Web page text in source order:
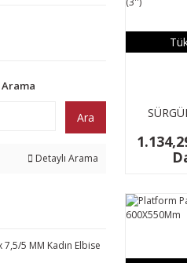
Arama
Ara
Detaylı Arama
7.6